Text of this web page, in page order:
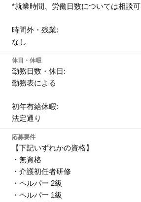
*就業時間、労働日数については相談可
時間外・残業:
なし
休日・休暇
勤務日数・休日:
勤務表による
初年有給休暇:
法定通り
応募要件
【下記いずれかの資格】
・無資格
・介護初任者研修
・ヘルパー 2級
・ヘルパー 1級